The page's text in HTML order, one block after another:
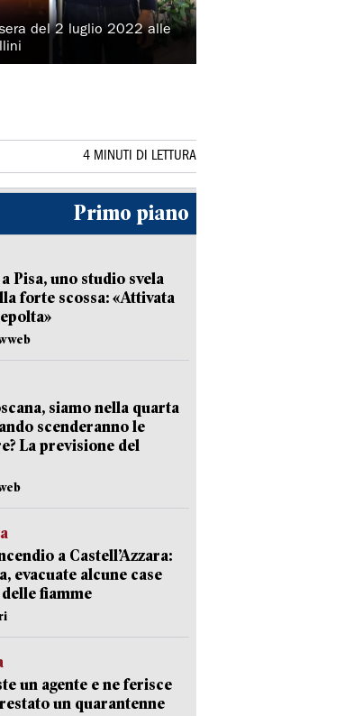
del 2 luglio 2022 alle
4 MINUTI DI LETTURA
Primo piano
Pisa, uno studio svela
forte scossa: «Attivata
siamo nella quarta
scenderanno le
La previsione del
a Castell’Azzara:
evacuate alcune case
fiamme
un agente e ne ferisce
un quarantenne